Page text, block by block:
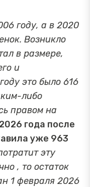
году, а в 2020
Возникло
в размере,
и
это было 616
либо
правом на
года после
уже 963
эту
, то остаток
1 февраля 2026